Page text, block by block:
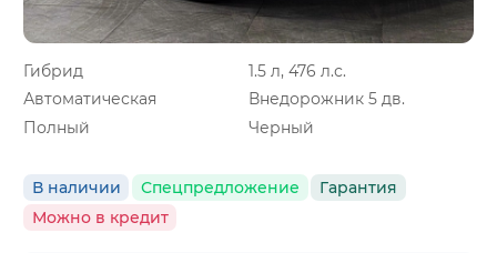
Гибрид
1.5 л, 476 л.с.
Автоматическая
Внедорожник 5 дв.
Полный
Черный
В наличии Спецпредложение
Гарантия
Можно в кредит